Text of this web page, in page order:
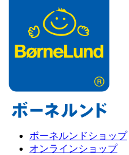
ボーネルンドショップ
オンラインショップ